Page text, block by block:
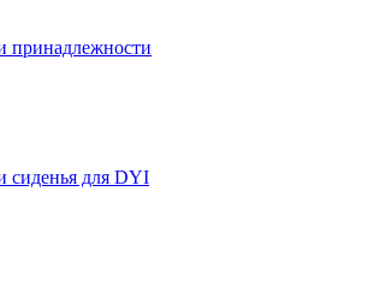
сиденья для DYI